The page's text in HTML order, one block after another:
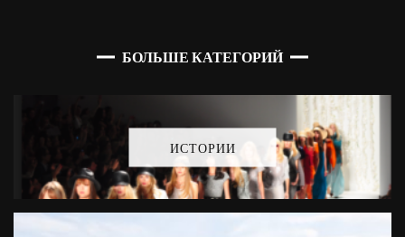
БОЛЬШЕ КАТЕГОРИЙ
ИСТОРИИ